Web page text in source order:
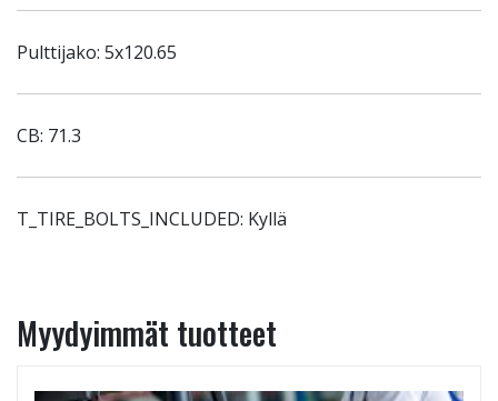
Pulttijako: 5x120.65
CB: 71.3
T_TIRE_BOLTS_INCLUDED: Kyllä
Myydyimmät tuotteet